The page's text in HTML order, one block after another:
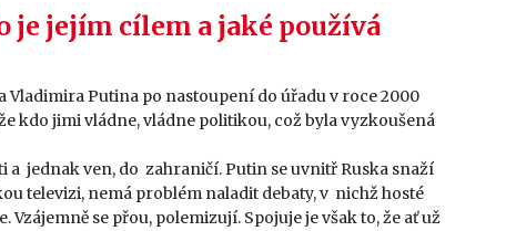
je jejím cílem a jaké používá
Putina po nastoupení do úřadu v roce 2000
kdo jimi vládne, vládne politikou, což byla vyzkoušená
jednak ven, do zahraničí. Putin se uvnitř Ruska snaží
televizi, nemá problém naladit debaty, v nichž hosté
se přou, polemizují. Spojuje je však to, že ať už